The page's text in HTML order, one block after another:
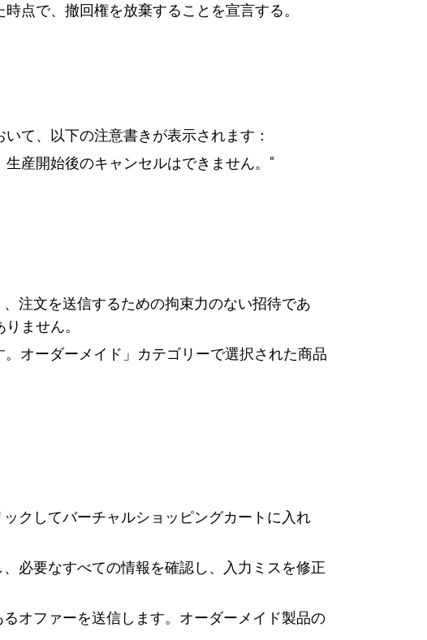
点で、撤回権を放棄することを宣言する。
て、以下の注意書きが表示されます：
産開始後のキャンセルはできません。"
注文を送信するための拘束力のない招待であ
ません。
オーダーメイド」カテゴリーで選択された商品
クしてバーチャルショッピングカートに入れ
必要なすべての情報を確認し、入力ミスを修正
オファーを送信します。オーダーメイド製品の